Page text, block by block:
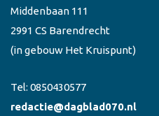
Middenbaan 111
2991 CS Barendrecht
(in gebouw Het Kruispunt)
Tel: 0850430577
redactie@dagblad070.nl